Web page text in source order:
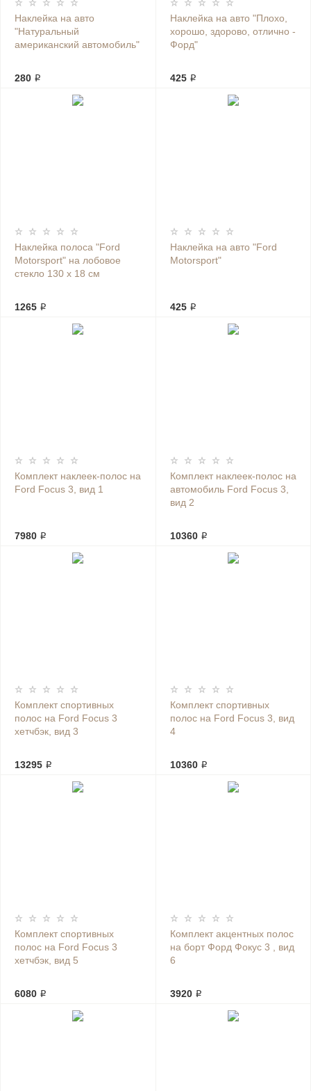
Наклейка на авто
"Натуральный
американский автомобиль"
280 ₽
Наклейка на авто "Плохо,
хорошо, здорово, отлично -
Форд"
425 ₽
Наклейка полоса "Ford
Motorsport" на лобовое
стекло 130 х 18 см
1265 ₽
Наклейка на авто "Ford
Motorsport"
425 ₽
Комплект наклеек-полос на
Ford Focus 3, вид 1
7980 ₽
Комплект наклеек-полос на
автомобиль Ford Focus 3,
вид 2
10360 ₽
Комплект спортивных
полос на Ford Focus 3
хетчбэк, вид 3
13295 ₽
Комплект спортивных
полос на Ford Focus 3, вид
4
10360 ₽
Комплект спортивных
полос на Ford Focus 3
хетчбэк, вид 5
6080 ₽
Комплект акцентных полос
на борт Форд Фокус 3 , вид
6
3920 ₽